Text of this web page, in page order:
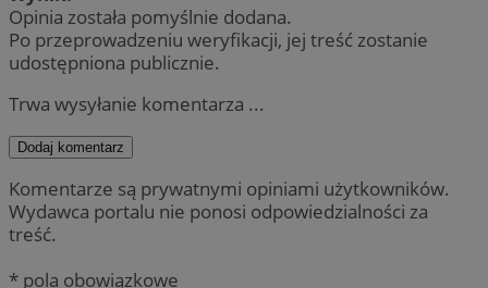
Opinia została pomyślnie dodana.
Po przeprowadzeniu weryfikacji, jej treść zostanie
udostępniona publicznie.
Trwa wysyłanie komentarza ...
Dodaj komentarz
Komentarze są prywatnymi opiniami użytkowników.
Wydawca portalu nie ponosi odpowiedzialności za
treść.
* pola obowiązkowe